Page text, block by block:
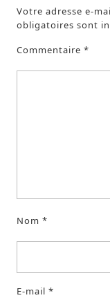
Votre adresse e-
obligatoires sont
Commentaire *
Nom *
E-mail *